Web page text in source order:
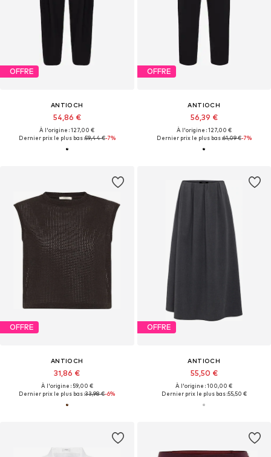
OFFRE
ANTIOCH
54,86 €
À l'origine : 127,00 €
Dernier prix le plus bas :59,44 €-7%
OFFRE
ANTIOCH
56,39 €
À l'origine : 127,00 €
Dernier prix le plus bas :61,09 €-7%
OFFRE
ANTIOCH
31,86 €
À l'origine : 59,00 €
Dernier prix le plus bas :33,98 €-6%
OFFRE
ANTIOCH
55,50 €
À l'origine : 100,00 €
Dernier prix le plus bas :55,50 €